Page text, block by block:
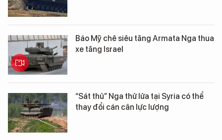
Báo Mỹ chê siêu tăng Armata Nga thua
xe tăng Israel
“Sát thủ” Nga thử lửa tại Syria có thể
thay đổi cán cân lực lượng